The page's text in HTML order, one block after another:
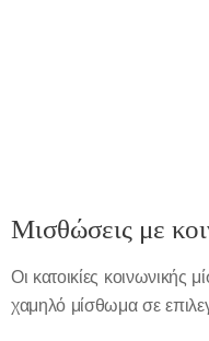
Μισθώσεις με
Οι κατοικίες
χαμηλό μίσθωμα σε